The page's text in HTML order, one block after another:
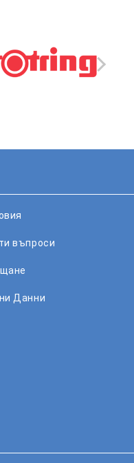
въпроси
Данни